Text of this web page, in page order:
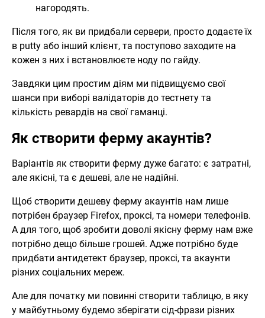
нагородять.
Після того, як ви придбали сервери, просто додаєте їх
в putty або інший клієнт, та поступово заходите на
кожен з них і встановлюєте ноду по гайду.
Завдяки цим простим діям ми підвищуємо свої
шанси при виборі валідаторів до тестнету та
кількість ревардів на свої гаманці.
Як створити ферму акаунтів?
Варіантів як створити ферму дуже багато: є затратні,
але якісні, та є дешеві, але не надійні.
Щоб створити дешеву ферму акаунтів нам лише
потрібен браузер Firefox, проксі, та номери телефонів.
А для того, щоб зробити доволі якісну ферму нам вже
потрібно дещо більше грошей. Адже потрібно буде
придбати антидетект браузер, проксі, та акаунти
різних соціальних мереж.
Але для початку ми повинні створити таблицю, в яку
у майбутньому будемо зберігати сід-фрази різних